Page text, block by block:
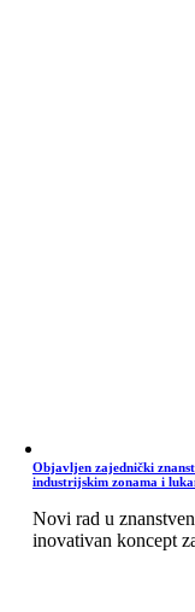
Objavljen zajednički
industrijskim zonama i
Novi rad u
inovativan koncept